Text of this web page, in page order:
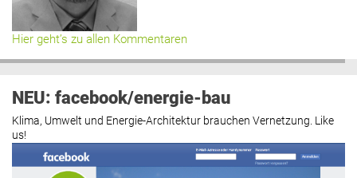
Hier geht’s zu allen Kommentaren
NEU: facebook/energie-bau
Klima, Umwelt und Energie-Architektur brauchen Vernetzung. Like
us!